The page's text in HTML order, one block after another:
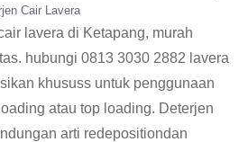
Cair Lavera
lavera di Ketapang, murah
hubungi 0813 3030 2882 lavera
khususs untuk penggunaan
atau top loading. Deterjen
arti redepositiondan